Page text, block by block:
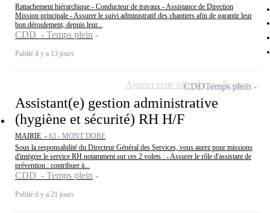
Rattachement hiérarchique - Conducteur de travaux - Assistance de Direction
Mission principale - Assurer le suivi administratif des chantiers afin de garantir leur
bon déroulement, depuis leur...
CDD - Temps plein
Publié il y a 13 jours
Assistant(e) gestion administrative
(hygiène et sécurité) RH H/F
MAIRIE - 63 - MONT DORE
Sous la responsabilité du Directeur Général des Services, vous aurez pour missions
d'intégrer le service RH notamment sur ces 2 volets : - Assurer le rôle d'assistant de
prévention : contribuer à...
CDD - Temps plein
Publié il y a 21 jours
CDDTemps plein
Ajouter cette offre à ma sélection